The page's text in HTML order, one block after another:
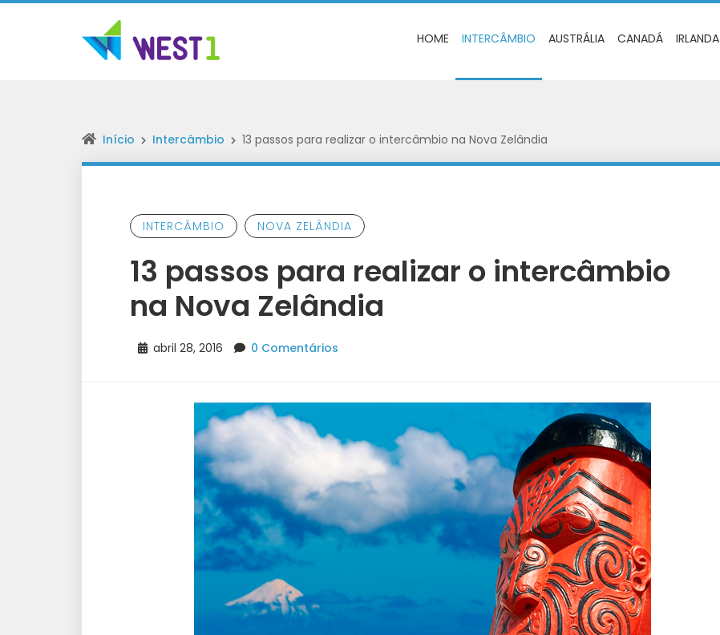
HOME INTERCÂMBIO AUSTRÁLIA CANADÁ IRLANDA
Início Intercâmbio 13 passos para realizar o intercâmbio na Nova Zelândia
INTERCÂMBIO NOVA ZELÂNDIA
13 passos para realizar o intercâmbio
na Nova Zelândia
abril 28, 2016 0 Comentários